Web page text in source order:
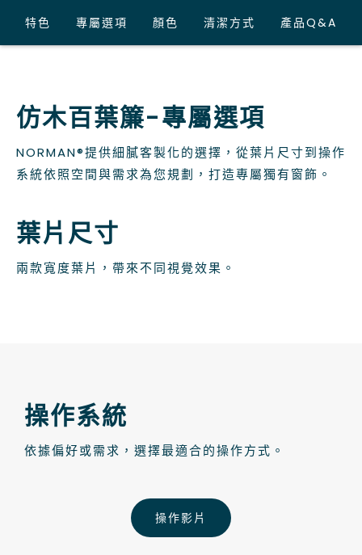
特色 專屬選項 顏色 清潔方式 產品Q&A
仿木百葉簾-專屬選項
NORMAN®提供細膩客製化的選擇，從葉片尺寸到操作
系統依照空間與需求為您規劃，打造專屬獨有窗飾。
葉片尺寸
兩款寬度葉片，帶來不同視覺效果。
操作系統
依據偏好或需求，選擇最適合的操作方式。
操作影片